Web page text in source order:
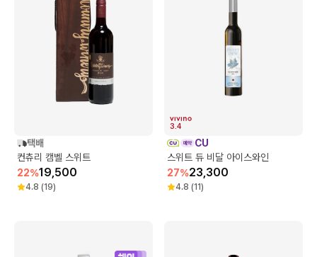
택배
컨츄리 캠벨 스위트
22%19,500
4.8 (19)
3.4
CU
스위트 듀 비달 아이스와인
27%23,300
4.8 (11)